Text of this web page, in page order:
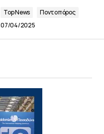
Top News
Ποντοπόρος
07/04/2025